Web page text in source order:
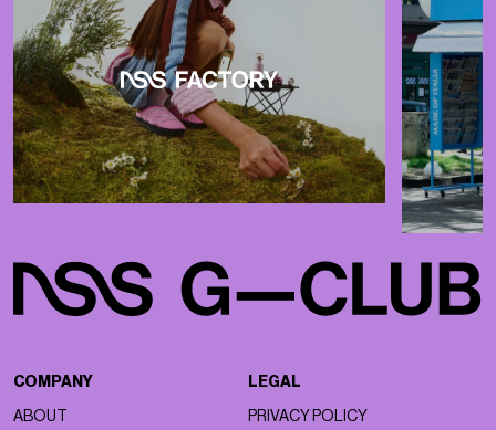
COMPANY
ABOUT
LEGAL
PRIVACY POLICY